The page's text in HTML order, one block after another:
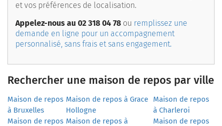
et vos préférences de localisation.
Appelez-nous au 02 318 04 78 ou remplissez une
demande en ligne pour un accompagnement
personnalisé, sans frais et sans engagement.
Rechercher une maison de repos par ville
Maison de repos
à Bruxelles
Maison de repos à Grace
Hollogne
Maison de repos
à Charleroi
Maison de repos Maison de repos à
Maison de repos